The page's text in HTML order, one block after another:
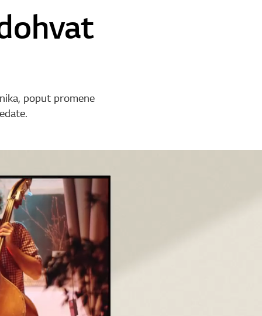
poput promene